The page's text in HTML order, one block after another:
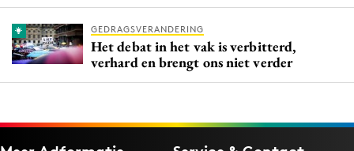
GEDRAGSVERANDERING
Het debat in het vak is verbitterd,
verhard en brengt ons niet verder